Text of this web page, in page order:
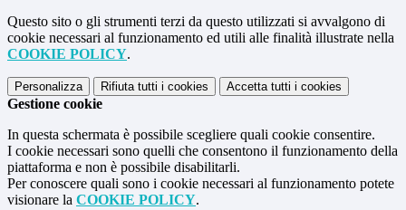
Questo sito o gli strumenti terzi da questo utilizzati si avvalgono di
cookie necessari al funzionamento ed utili alle finalità illustrate nella
COOKIE POLICY.
Personalizza Rifiuta tutti i cookies Accetta tutti i cookies
Gestione cookie
In questa schermata è possibile scegliere quali cookie consentire.
I cookie necessari sono quelli che consentono il funzionamento della
piattaforma e non è possibile disabilitarli.
Per conoscere quali sono i cookie necessari al funzionamento potete
visionare la COOKIE POLICY.